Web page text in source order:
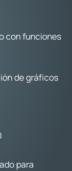
con funciones
de gráficos
para